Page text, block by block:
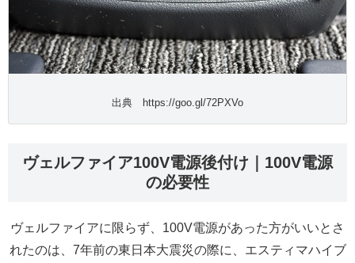
出典 https://goo.gl/72PXVo
ヴェルファイア100V電源後付け｜100V電源
の必要性
ヴェルファイアに限らず、100V電源があった方がいいとさ
れたのは、7年前の東日本大震災の際に、エスティマハイブ